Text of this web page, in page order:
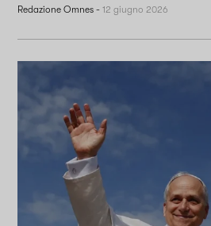
Redazione Omnes -12 giugno 2026